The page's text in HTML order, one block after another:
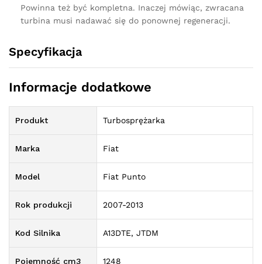
Powinna też być kompletna. Inaczej mówiąc, zwracana
turbina musi nadawać się do ponownej regeneracji.
Specyfikacja
Informacje dodatkowe
Produkt Turbosprężarka
Marka Fiat
Model Fiat Punto
Rok produkcji 2007-2013
Kod Silnika A13DTE, JTDM
Pojemność cm3 1248